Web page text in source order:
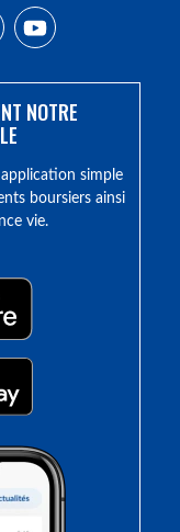
NOTRE
simple
boursiers ainsi
vie.